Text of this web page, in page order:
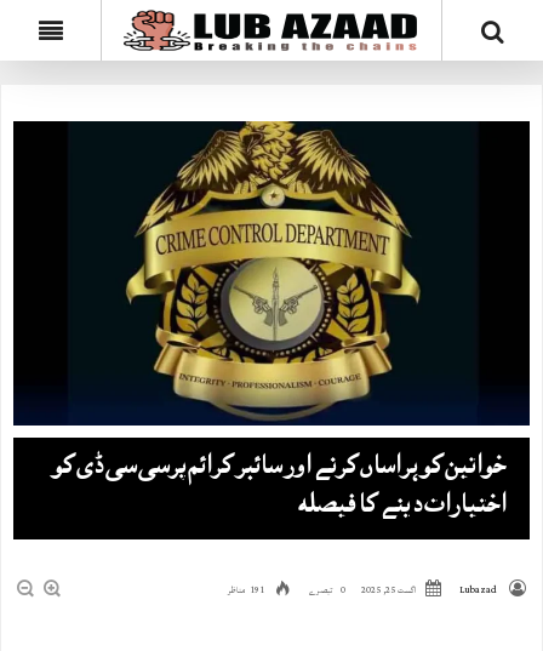
خواتین کو ہراساں کرنے اور سائبر کرائم پرسی سی ڈی کو
اختیارات دینے کا فیصلہ
Lubazad اگست 25, 2025 0 تبصرے 191 مناظر